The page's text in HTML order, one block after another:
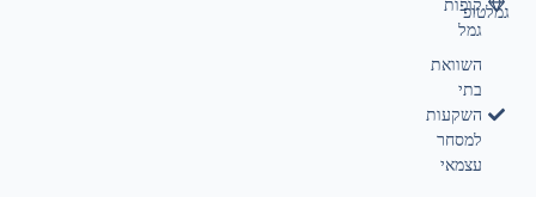
קופות
גמל
השוואת
בתי
השקעות
למסחר
עצמאי
גמלטופ